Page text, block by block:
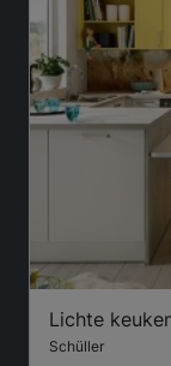
Lichte
Schüller